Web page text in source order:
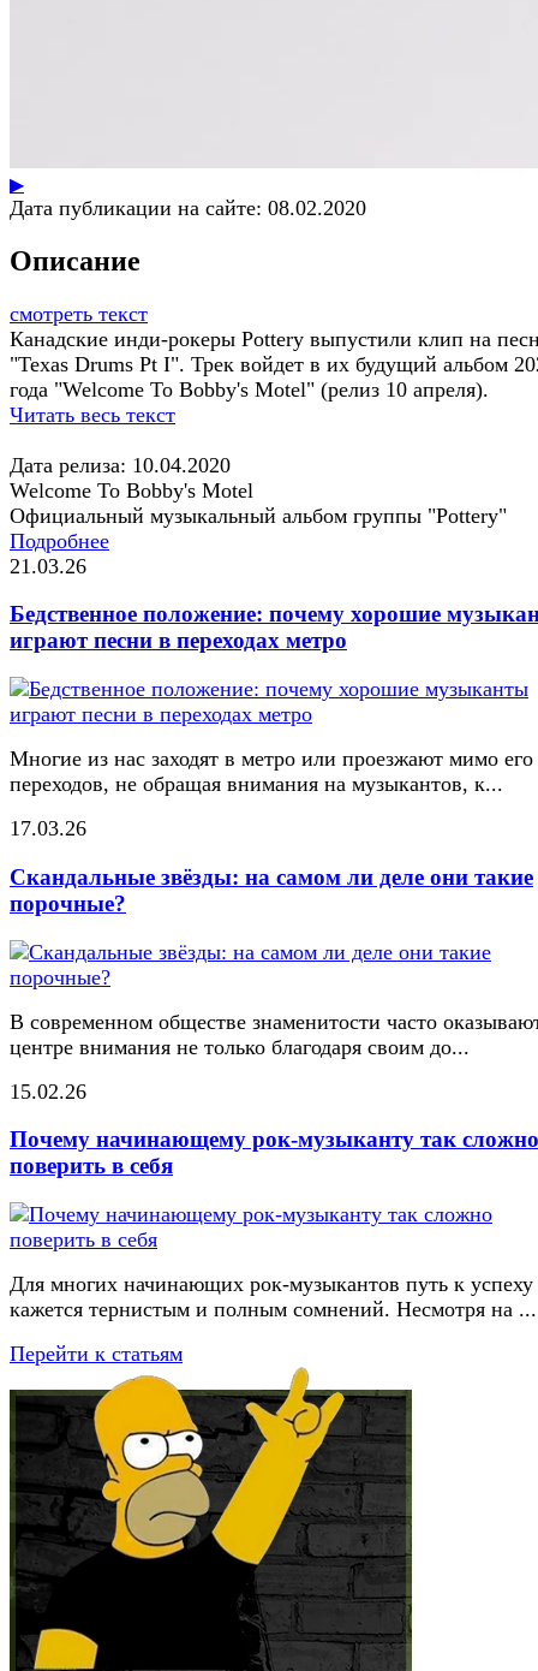
▶
Дата публикации на сайте: 08.02.2020
Описание
смотреть текст
Канадские инди-рокеры Pottery выпустили клип на
"Texas Drums Pt I". Трек войдет в их будущий альбом
года "Welcome To Bobby's Motel" (релиз 10 апреля).
Читать весь текст
Дата релиза: 10.04.2020
Welcome To Bobby's Motel
Официальный музыкальный альбом группы "Pottery"
Подробнее
21.03.26
Бедственное положение: почему хорошие
играют песни в переходах метро
Многие из нас заходят в метро или проезжают мимо его
переходов, не обращая внимания на музыкантов, к...
17.03.26
Скандальные звёзды: на самом ли деле они такие
порочные?
В современном обществе знаменитости часто
центре внимания не только благодаря своим до...
15.02.26
Почему начинающему рок-музыканту так сложно
поверить в себя
Для многих начинающих рок-музыкантов путь к успеху
кажется тернистым и полным сомнений. Несмотря на ...
Перейти к статьям